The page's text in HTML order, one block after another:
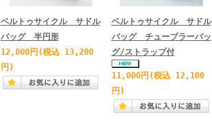
ベルトゥサイクル サドル
バッグ 半円形
12,000円 (税込 13,200
円)
ベルトゥサイクル サドル
バッグ チューブラーバッ
グ/ストラップ付
11,000円 (税込 12,100
円)